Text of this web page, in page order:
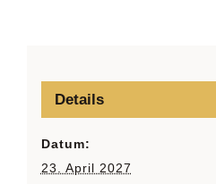
Details
Datum:
23. April 2027